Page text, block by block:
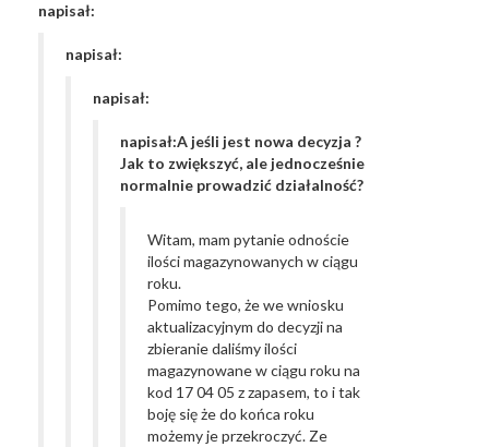
napisał:
napisał:
napisał:
napisał:A jeśli jest nowa decyzja ?
Jak to zwiększyć, ale jednocześnie
normalnie prowadzić działalność?
Witam, mam pytanie odnoście
ilości magazynowanych w ciągu
roku.
Pomimo tego, że we wniosku
aktualizacyjnym do decyzji na
zbieranie daliśmy ilości
magazynowane w ciągu roku na
kod 17 04 05 z zapasem, to i tak
boję się że do końca roku
możemy je przekroczyć. Ze